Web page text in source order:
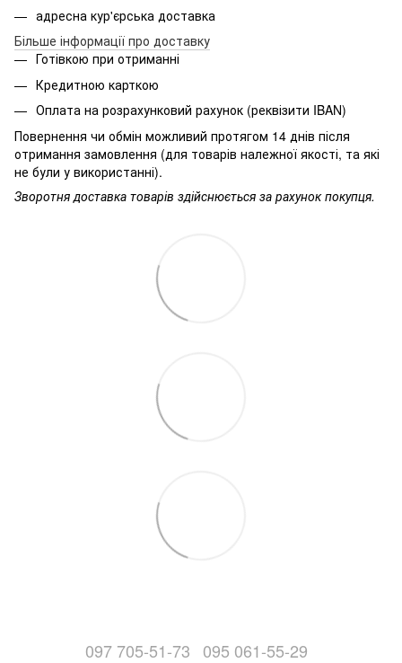
адресна кур'єрська доставка
Більше інформації про доставку
Готівкою при отриманні
Кредитною карткою
Оплата на розрахунковий рахунок (реквізити IBAN)
Повернення чи обмін можливий протягом 14 днів після
отримання замовлення (для товарів належної якості, та які
не були у використанні).
Зворотня доставка товарів здійснюється за рахунок покупця.
097 705-51-73 095 061-55-29